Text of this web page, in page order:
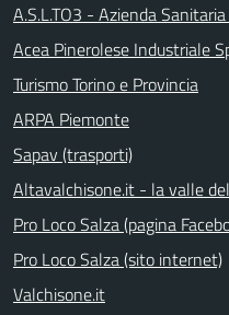
A.S.L.TO3 - Azienda
Acea Pinerolese Industriale
Turismo Torino e Provincia
ARPA Piemonte
Sapav (trasporti)
Altavalchisone.it - la valle
Pro Loco Salza (pagina
Pro Loco Salza (sito internet)
Valchisone.it